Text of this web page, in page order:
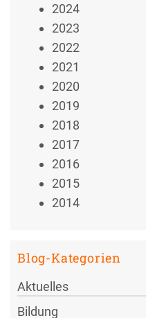
2024
2023
2022
2021
2020
2019
2018
2017
2016
2015
2014
Blog-Kategorien
Aktuelles
Bildung